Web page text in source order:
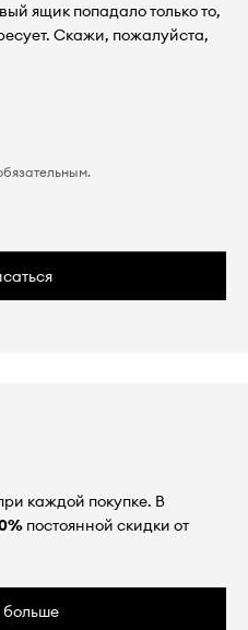
ящик попадало только то,
Скажи, пожалуйста,
каждой покупке. В
постоянной скидки от
больше